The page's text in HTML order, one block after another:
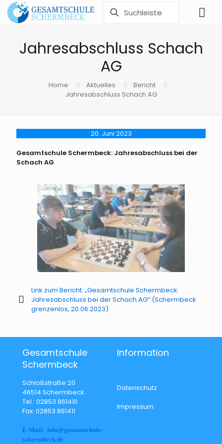
Jahresabschluss Schach
AG
Home Aktuelles
Bericht
Jahresabschluss Schach AG
20. Juni 2023
Gesamtschule Schermbeck: Jahresabschluss bei der
Schach AG
Link zum Bericht: „Gesamtschule Schermbeck:
Jahresabschluss bei der Schach AG“ (Schermbeck
grenzenlos, 20.06.2023)
Gesamtschule
Schermbeck
Schloßstraße 20
46514 Schermbeck
Tel.: 02853 861410
Fax: 02853 861411
E-Mail: info@gesamtschule-
schermbeck.de
Information
Datenschutz
Impressum